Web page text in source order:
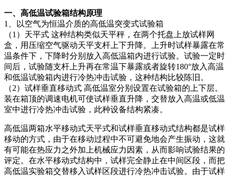
标准试验指与探针
插头插座量规
颜色与光泽度测试仪
其他分析仪
音视频与IT测试方案
线缆测试方案
插头插座测试方案
电源开关测试方案
变压器测试方案
电动玩具测试方案
电表测试方案
电动工具测试方案
UL美国标准
一、高低温试验箱结构原理
1、以空气为恒温介质的高低温突变式试验箱
（1）天平式 这种结构类似天平秤，在两个托盘上放试样网
盒，用压缩空气驱动天平支杆上下升降。上升时试样暴露在常
温条件下，下降时分别放入高低温箱内进行试验。试验一定时
间后，试验随支杆上升再在常温下暴露或者旋转180°放入高温
和低温试验箱内进行冷热冲击试验，这种结构比较陈旧。
（2）试样垂直移动式 高低温室分别设置在试验箱的上下层。
装在箱顶的调速电机可使试样垂直升降，交替放入高温或低温
室中进行冷热冲击试验，此种设备结构紧凑。
高低温两箱水平移动式天平式和试样垂直移动式结构都是试样
移动的方式，由于在移动过程中不可避免地会产生振动，这就
有可能在热应力之外加上机械应力因素，从而影响试验结果的
评定。在水平移动式结构中，试样完全静止在中间区段，而把
高低温实验箱交替移入试样区段进行冷热冲击试验。由于试样